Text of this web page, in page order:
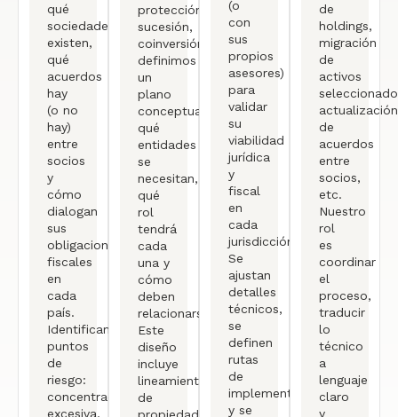
qué
sociedades
existen,
qué
acuerdos
hay
(o no
hay)
entre
socios
y
cómo
dialogan
sus
obligaciones
fiscales
en
cada
país.
Identificamos
puntos
de
riesgo:
concentración
excesiva,
protección,
sucesión,
coinversión),
definimos
un
plano
conceptual:
qué
entidades
se
necesitan,
qué
rol
tendrá
cada
una y
cómo
deben
relacionarse.
Este
diseño
incluye
lineamientos
de
(o
con
sus
propios
asesores)
para
validar
su
viabilidad
jurídica
y
fiscal
en
cada
jurisdicción.
Se
ajustan
detalles
técnicos,
se
definen
rutas
de
implementación
y se
de
holdings,
migración
de
activos
actualización
de
acuerdos
entre
socios,
etc.
Nuestro
rol
es
coordinar
el
proceso,
traducir
lo
técnico
a
lenguaje
claro
y